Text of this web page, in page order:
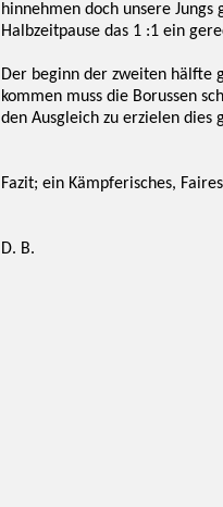
hinnehmen doch unsere
Halbzeitpause das 1 :1 ein
Der beginn der zweiten hälfte
kommen muss die Borussen
den Ausgleich zu erzielen dies
Fazit; ein Kämpferisches,
D. B.